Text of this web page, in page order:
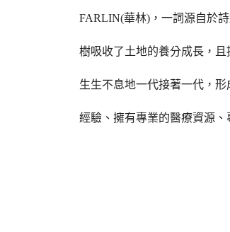
FARLIN(華林)，一詞源自於
樹吸收了土地的養分成長，且
生生不息地一代接著一代，
經驗、擁有專業的醫療資源